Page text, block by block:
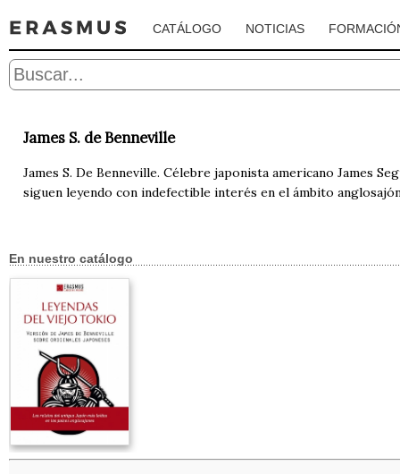
CATÁLOGO NOTICIAS
James S. de Benneville
James S. De Benneville. Célebre japonista americano James
siguen leyendo con indefectible interés en el ámbito
En nuestro catálogo